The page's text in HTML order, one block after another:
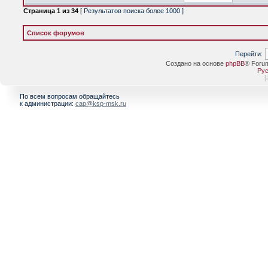
Страница 1 из 34 [ Результатов поиска более 1000 ]
Список форумов
Перейти:
Создано на основе phpBB®
[
По всем вопросам обращайтесь
к администрации: cap@ksp-msk.ru